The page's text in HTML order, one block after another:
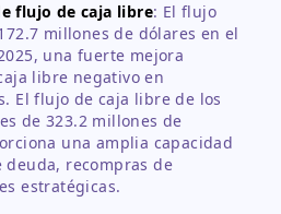
flujo de caja libre: El flujo
millones de dólares en el
una fuerte mejora
libre negativo en
El flujo de caja libre de los
de 323.2 millones de
una amplia capacidad
recompras de
estratégicas.